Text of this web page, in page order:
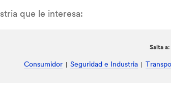
que le interesa:
Salta a:
Consumidor Seguridad e Industria